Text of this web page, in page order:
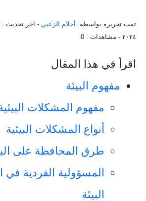
تمت تحريره بواسطة: أحلام الزعبي - اخر تحديث :
٢٠٢٤ - مشاهدات : 0
اقرأ في هذا المقال
مفهوم البيئة
مفهوم المشكلات
أنواع المشكلات البيئية
طرق المحافظة على
المسؤولية الفردية
البيئة